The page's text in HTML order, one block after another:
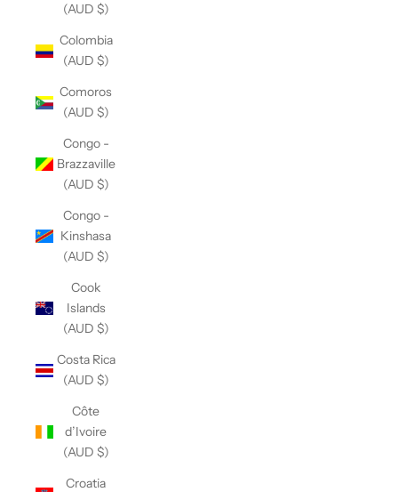
(AUD $)
Colombia
(AUD $)
Comoros
(AUD $)
Congo -
Brazzaville
(AUD $)
Congo -
Kinshasa
(AUD $)
Cook
Islands
(AUD $)
Costa Rica
(AUD $)
Côte
d’Ivoire
(AUD $)
Croatia